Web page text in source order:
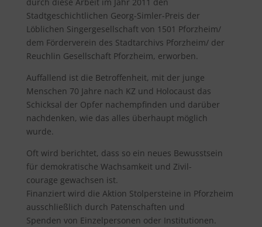
Stadtgeschichtlichen Georg-Simler-Preis der
Löblichen Singergesellschaft von 1501 Pforzheim/
dem Förderverein des Stadtarchivs Pforzheim/ der
Reuchlin Gesellschaft Pforzheim, erworben.
Auffallend ist die Betroffenheit, mit der junge
Menschen 70 Jahre nach KZ und Holocaust das
Schicksal der Opfer nachempfinden und darüber
nachdenken, wie das alles überhaupt möglich
wurde.
Oft wird berichtet, dass so ein neues Bewusstsein
für demokratische Wachsamkeit und Zivil-
courage gewachsen ist.
Finanziert wird die Aktion Stolpersteine in Pforzheim
ausschließlich durch Patenschaften und
Spenden von Einzelpersonen oder Institutionen.